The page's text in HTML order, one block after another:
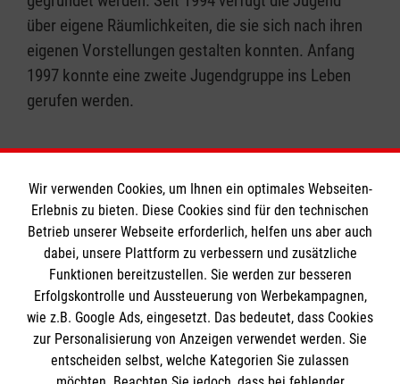
über eigene Räumlichkeiten, die sie sich nach ihren
eigenen Vorstellungen gestalten konnten. Anfang
1997 konnte eine zweite Jugendgruppe ins Leben
gerufen werden.
Informationen
Impressum
Datenschutz
Barrierefreiheit
Kontakt
Die Malteser
Wir verwenden Cookies, um Ihnen ein optimales Webseiten-
Erlebnis zu bieten. Diese Cookies sind für den technischen
Betrieb unserer Webseite erforderlich, helfen uns aber auch
dabei, unsere Plattform zu verbessern und zusätzliche
Funktionen bereitzustellen. Sie werden zur besseren
Erfolgskontrolle und Aussteuerung von Werbekampagnen,
wie z.B. Google Ads, eingesetzt. Das bedeutet, dass Cookies
zur Personalisierung von Anzeigen verwendet werden. Sie
entscheiden selbst, welche Kategorien Sie zulassen